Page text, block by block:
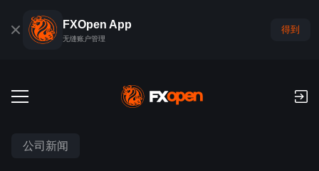
FXOpen App
无缝账户管理
得到
外汇模拟账户
公司新闻